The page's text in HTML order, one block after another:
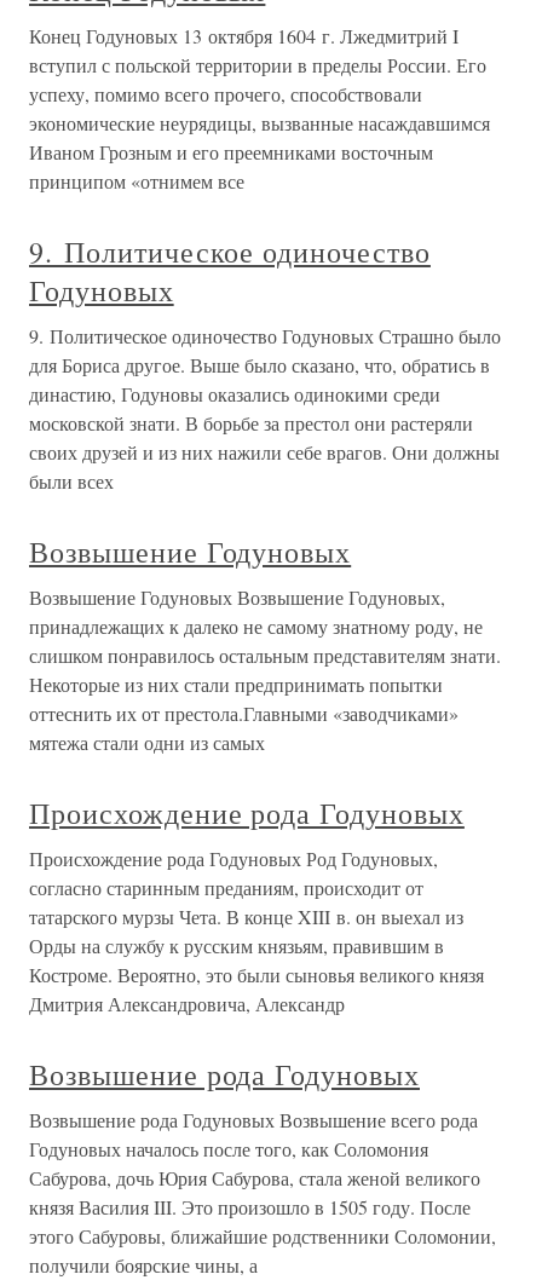
Конец Годуновых 13 октября 1604 г. Лжедмитрий I
вступил с польской территории в пределы России. Его
успеху, помимо всего прочего, способствовали
экономические неурядицы, вызванные насаждавшимся
Иваном Грозным и его преемниками восточным
принципом «отнимем все
9. Политическое одиночество
Годуновых
9. Политическое одиночество Годуновых Страшно было
для Бориса другое. Выше было сказано, что, обратись в
династию, Годуновы оказались одинокими среди
московской знати. В борьбе за престол они растеряли
своих друзей и из них нажили себе врагов. Они должны
были всех
Возвышение Годуновых
Возвышение Годуновых Возвышение Годуновых,
принадлежащих к далеко не самому знатному роду, не
слишком понравилось остальным представителям знати.
Некоторые из них стали предпринимать попытки
оттеснить их от престола.Главными «заводчиками»
мятежа стали одни из самых
Происхождение рода Годуновых
Происхождение рода Годуновых Род Годуновых,
согласно старинным преданиям, происходит от
татарского мурзы Чета. В конце XIII в. он выехал из
Орды на службу к русским князьям, правившим в
Костроме. Вероятно, это были сыновья великого князя
Дмитрия Александровича, Александр
Возвышение рода Годуновых
Возвышение рода Годуновых Возвышение всего рода
Годуновых началось после того, как Соломония
Сабурова, дочь Юрия Сабурова, стала женой великого
князя Василия III. Это произошло в 1505 году. После
этого Сабуровы, ближайшие родственники Соломонии,
получили боярские чины, а